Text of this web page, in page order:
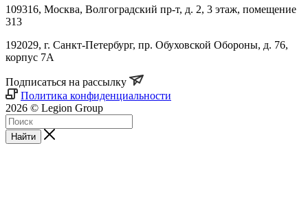
109316, Москва, Волгоградский пр-т, д. 2, 3 этаж, помещение
313
192029, г. Санкт-Петербург, пр. Обуховской Обороны, д. 76,
корпус 7А
Подписаться на рассылку
Политика конфиденциальности
2026 © Legion Group
Найти